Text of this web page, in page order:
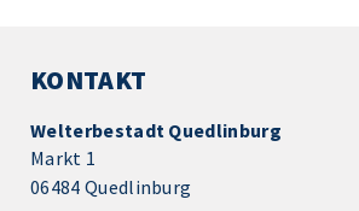
KONTAKT
Welterbestadt Quedlinburg
Markt 1
06484 Quedlinburg